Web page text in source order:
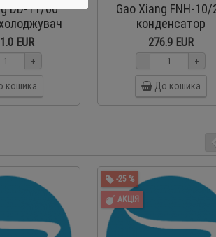
DD-11/60
EUR
+
кошика
Gao Xiang FNH-10/
конденсатор
повітряного
охолодження
276.9 EUR
- +
До кошика
-25 %
АКЦІЯ